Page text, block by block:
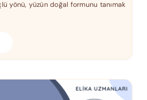
yönü, yüzün doğal formunu tanımak